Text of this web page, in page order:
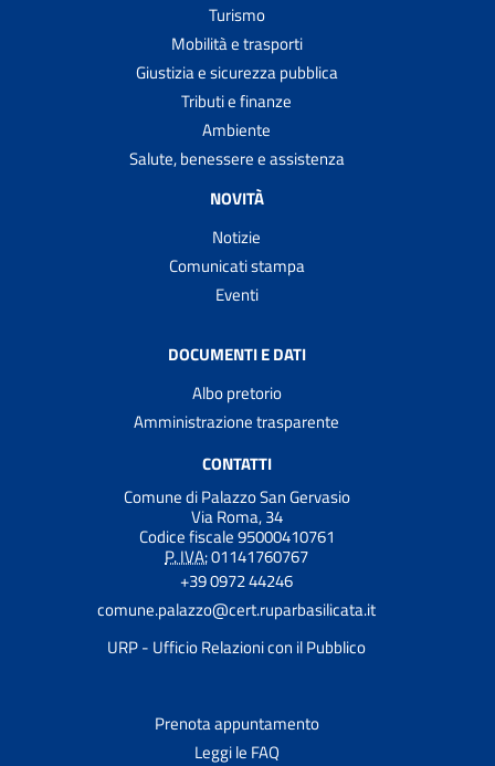
Turismo
Mobilità e trasporti
Giustizia e sicurezza pubblica
Tributi e finanze
Ambiente
Salute, benessere e assistenza
NOVITÀ
Notizie
Comunicati stampa
Eventi
DOCUMENTI E DATI
Albo pretorio
Amministrazione trasparente
CONTATTI
Comune di Palazzo San Gervasio
Via Roma, 34
Codice fiscale 95000410761
P. IVA:01141760767
+39 0972 44246
comune.palazzo@cert.ruparbasilicata.it
URP - Ufficio Relazioni con il Pubblico
Prenota appuntamento
Leggi le FAQ